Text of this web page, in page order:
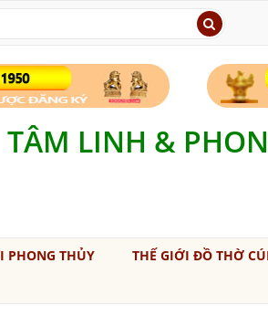
TÂM LINH &
PHONG THỦY THẾ GIỚI ĐỒ THỜ